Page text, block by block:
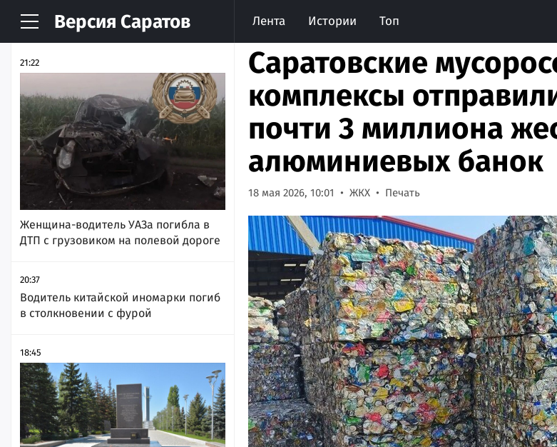
Версия Саратов Лента Истории Топ
НОВОСТИ АРХИВ
21:22
Женщина-водитель УАЗа погибла в
ДТП с грузовиком на полевой дороге
20:37
Водитель китайской иномарки погиб
в столкновении с фурой
18:45
Саратовские
комплексы
почти 3 миллиона
алюминиевых банок
18 мая 2026, 10:01 ЖКХ Печать